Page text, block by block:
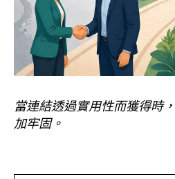
當連結透過實用性而獲得時
加牢固。